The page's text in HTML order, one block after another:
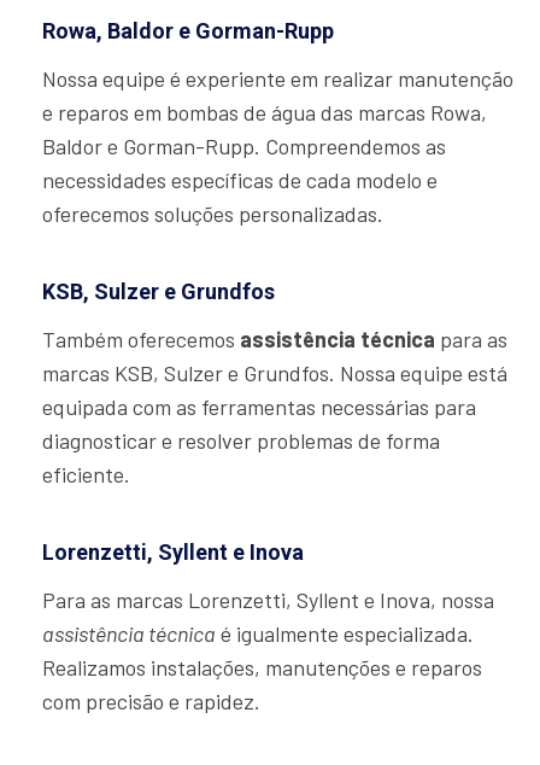
Rowa, Baldor e Gorman-Rupp
Nossa equipe é experiente em realizar manutenção
e reparos em bombas de água das marcas Rowa,
Baldor e Gorman-Rupp. Compreendemos as
necessidades específicas de cada modelo e
oferecemos soluções personalizadas.
KSB, Sulzer e Grundfos
Também oferecemos assistência técnica para as
marcas KSB, Sulzer e Grundfos. Nossa equipe está
equipada com as ferramentas necessárias para
diagnosticar e resolver problemas de forma
eficiente.
Lorenzetti, Syllent e Inova
Para as marcas Lorenzetti, Syllent e Inova, nossa
assistência técnica é igualmente especializada.
Realizamos instalações, manutenções e reparos
com precisão e rapidez.